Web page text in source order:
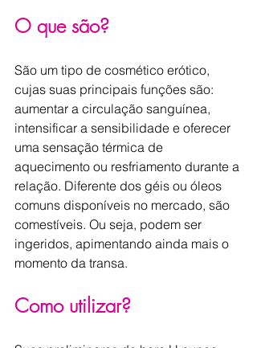
O que são?
São um tipo de cosmético erótico,
cujas suas principais funções são:
aumentar a circulação sanguínea,
intensificar a sensibilidade e oferecer
uma sensação térmica de
aquecimento ou resfriamento durante a
relação. Diferente dos géis ou óleos
comuns disponíveis no mercado, são
comestíveis. Ou seja, podem ser
ingeridos, apimentando ainda mais o
momento da transa.
Como utilizar?